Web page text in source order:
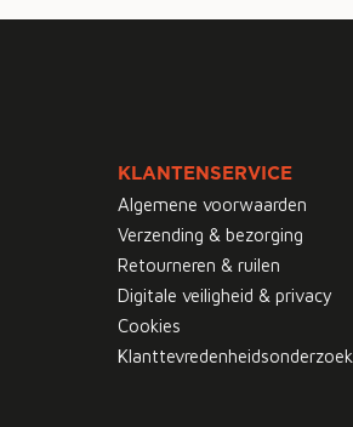
KLANTENSERVICE
Algemene voorwaarden
Verzending & bezorging
Retourneren & ruilen
Digitale veiligheid & privacy
Cookies
Klanttevredenheidsonderzoek